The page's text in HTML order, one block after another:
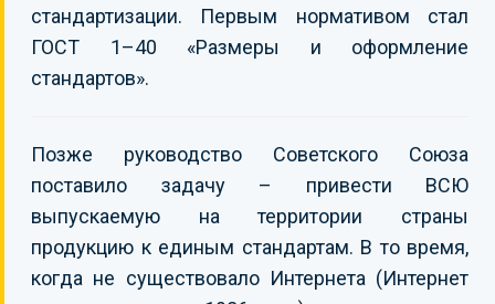
стандартизации. Первым нормативом стал
ГОСТ 1–40 «Размеры и оформление
стандартов».
Позже руководство Советского Союза
поставило задачу – привести ВСЮ
выпускаемую на территории страны
продукцию к единым стандартам. В то время,
когда не существовало Интернета (Интернет